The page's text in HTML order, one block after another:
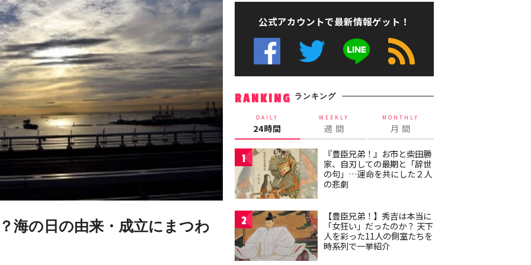
海の日の由来・成立にまつわ
公式アカウントで最新情報ゲット！
RANKING ランキング
DAILY
24時間
WEEKLY
週 間
MONTHLY
月 間
1
『豊臣兄弟！』お市と柴田勝
家、自刃しての最期と「辞世
の句」…運命を共にした２人
の悲劇
2
【豊臣兄弟！】秀吉は本当に
「女狂い」だったのか？ 天下
人を彩った11人の側室たちを
時系列で一挙紹介